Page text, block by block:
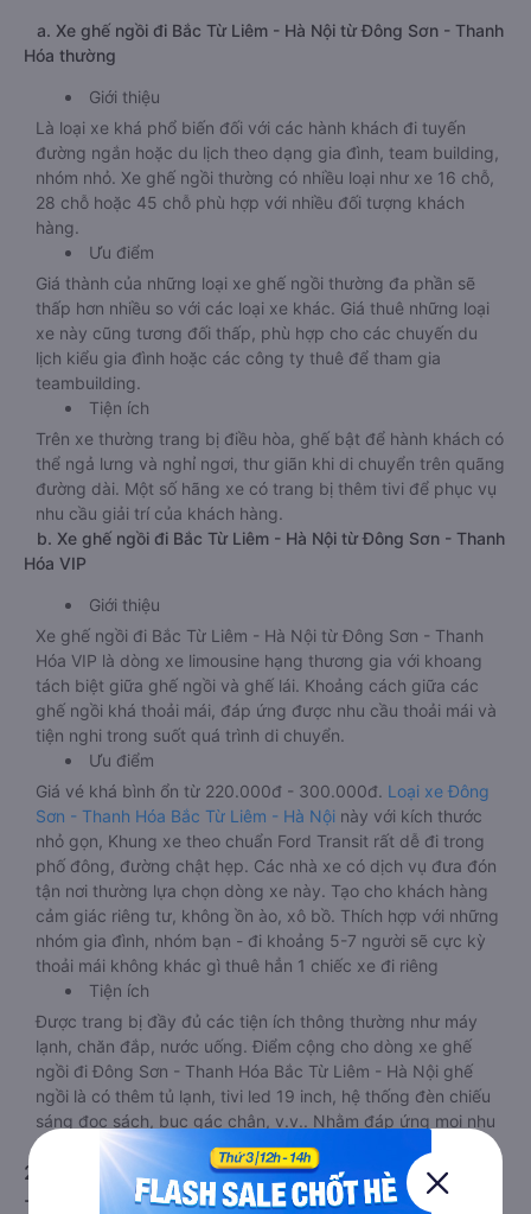
a. Xe ghế ngồi đi Bắc Từ Liêm - Hà Nội từ Đông Sơn - Thanh
Hóa thường
Giới thiệu
Là loại xe khá phổ biến đối với các hành khách đi tuyến
đường ngắn hoặc du lịch theo dạng gia đình, team building,
nhóm nhỏ. Xe ghế ngồi thường có nhiều loại như xe 16 chỗ,
28 chỗ hoặc 45 chỗ phù hợp với nhiều đối tượng khách
hàng.
Ưu điểm
Giá thành của những loại xe ghế ngồi thường đa phần sẽ
thấp hơn nhiều so với các loại xe khác. Giá thuê những loại
xe này cũng tương đối thấp, phù hợp cho các chuyến du
lịch kiểu gia đình hoặc các công ty thuê để tham gia
teambuilding.
Tiện ích
Trên xe thường trang bị điều hòa, ghế bật để hành khách có
thể ngả lưng và nghỉ ngơi, thư giãn khi di chuyển trên quãng
đường dài. Một số hãng xe có trang bị thêm tivi để phục vụ
nhu cầu giải trí của khách hàng.
b. Xe ghế ngồi đi Bắc Từ Liêm - Hà Nội từ Đông Sơn - Thanh
Hóa VIP
Giới thiệu
Xe ghế ngồi đi Bắc Từ Liêm - Hà Nội từ Đông Sơn - Thanh
Hóa VIP là dòng xe limousine hạng thương gia với khoang
tách biệt giữa ghế ngồi và ghế lái. Khoảng cách giữa các
ghế ngồi khá thoải mái, đáp ứng được nhu cầu thoải mái và
tiện nghi trong suốt quá trình di chuyển.
Ưu điểm
Giá vé khá bình ổn từ 220.000đ - 300.000đ. Loại xe Đông
Sơn - Thanh Hóa Bắc Từ Liêm - Hà Nội này với kích thước
nhỏ gọn, Khung xe theo chuẩn Ford Transit rất dễ đi trong
phố đông, đường chật hẹp. Các nhà xe có dịch vụ đưa đón
tận nơi thường lựa chọn dòng xe này. Tạo cho khách hàng
cảm giác riêng tư, không ồn ào, xô bồ. Thích hợp với những
nhóm gia đình, nhóm bạn - đi khoảng 5-7 người sẽ cực kỳ
thoải mái không khác gì thuê hẳn 1 chiếc xe đi riêng
Tiện ích
Được trang bị đầy đủ các tiện ích thông thường như máy
lạnh, chăn đắp, nước uống. Điểm cộng cho dòng xe ghế
ngồi đi Đông Sơn - Thanh Hóa Bắc Từ Liêm - Hà Nội ghế
ngồi là có thêm tủ lạnh, tivi led 19 inch, hệ thống đèn chiếu
sáng đọc sách, bục gác chân, v.v.. Nhằm đáp ứng mọi nhu
cầu và mang lại sự thoải mái nhất cho hành khách.
2. Về chất lượng, review, đánh giá nhà xe Đông Sơn
- Thanh Hóa Bắc Từ Liêm - Hà Nội ghế ngồi